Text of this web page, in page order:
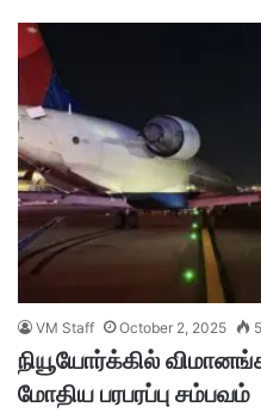
VM Staff October 2, 2025
நியூயோர்க்கில்
மோதிய பரபரப்பு சம்பவம்